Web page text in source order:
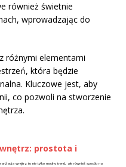
również świetnie
wprowadzając do
różnymi elementami
która będzie
Kluczowe jest, aby
co pozwoli na stworzenie
prostota i
wnętrz to nie tylko modny trend, ale również sposób na